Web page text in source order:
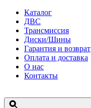
Каталог
ДВС
Трансмиссия
Диски/Шины
Гарантия и возврат
Оплата и доставка
О нас
Контакты